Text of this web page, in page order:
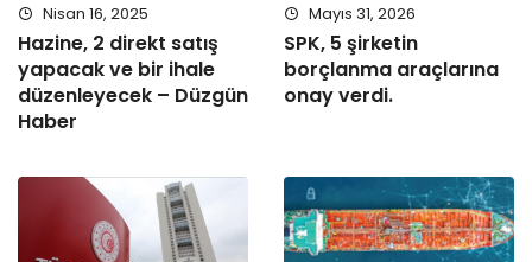
Nisan 16, 2025
Hazine, 2 direkt satış
yapacak ve bir ihale
düzenleyecek – Düzgün
Haber
Mayıs 31, 2026
SPK, 5 şirketin
borçlanma araçlarına
onay verdi.